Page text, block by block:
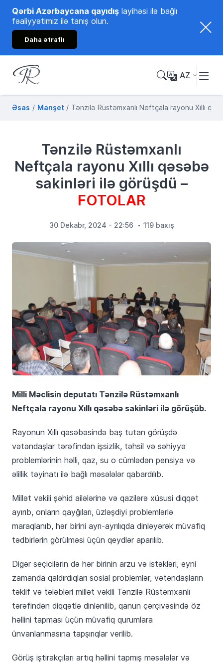
Qərbi Azərbaycana qayıdış layihəsi ilə bağlı
fəaliyyətimiz ilə tanış olun.
Daha ətraflı
Tənzilə Rüstəmxanlı
AZ
Əsas Manşet Tənzilə Rüstəmxanlı Neftçala rayonu Xıllı
Tənzilə Rüstəmxanlı
Neftçala rayonu Xıllı qəsəbə
sakinləri ilə görüşdü –
FOTOLAR
30 Dekabr, 2024 - 22:56 119 baxış
Milli Məclisin deputatı Tənzilə Rüstəmxanlı
Neftçala rayonu Xıllı qəsəbə sakinləri ilə görüşüb.
Rayonun Xıllı qəsəbəsində baş tutan görüşdə
vətəndaşlar tərəfindən işsizlik, təhsil və səhiyyə
problemlərinin həlli, qaz, su o cümlədən pensiya və
əlillik təyinatı ilə bağlı məsələlər qabardılıb.
Millət vəkili şəhid ailələrinə və qazilərə xüsusi diqqət
ayırıb, onların qayğıları, üzləşdiyi problemlərlə
maraqlanıb, hər birini ayrı-ayrılıqda dinləyərək müvafiq
tədbirlərin görülməsi üçün qeydlər aparılıb.
Digər seçicilərin də hər birinin arzu və istəkləri, eyni
zamanda qaldırdıqları sosial problemlər, vətəndaşların
təklif və tələbləri millət vəkili Tənzilə Rüstəmxanlı
tərəfindən diqqətlə dinlənilib, qanun çərçivəsində öz
həllini tapması üçün müvafiq qurumlara
ünvanlanmasına tapşırıqlar verilib.
Görüş iştirakçıları artıq həllini tapmış məsələlər və